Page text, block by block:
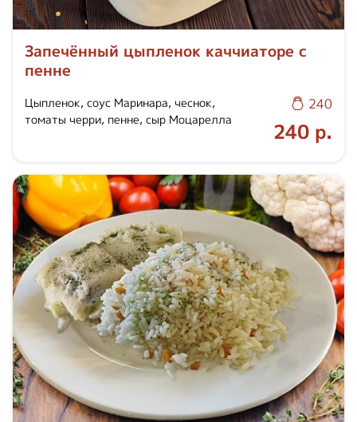
Запечённый цыпленок каччиаторе с
пенне
Цыпленок, соус Маринара, чеснок,
томаты черри, пенне, сыр Моцарелла
240
240 р.